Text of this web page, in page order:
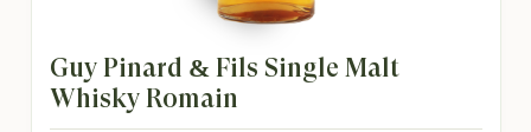
Guy Pinard & Fils Single Malt
Whisky Romain